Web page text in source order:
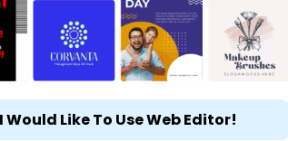
I Would Like To Use Web Editor!